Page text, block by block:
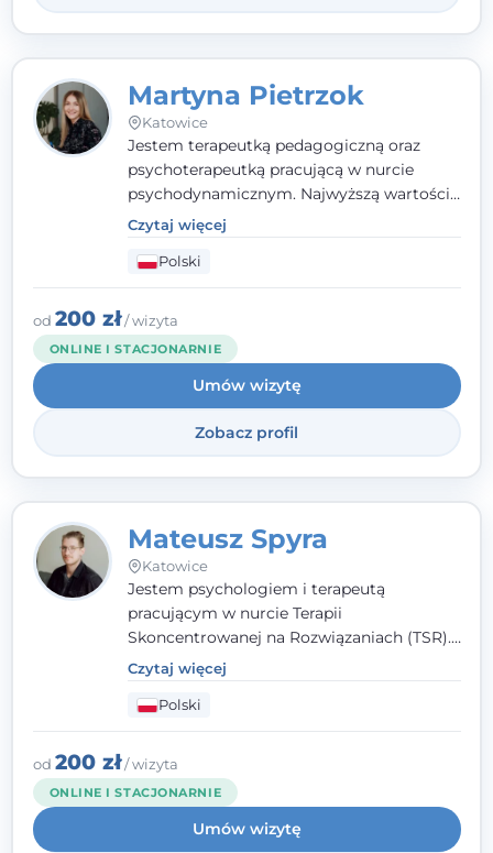
Martyna Pietrzok
Katowice
Jestem terapeutką pedagogiczną oraz
psychoterapeutką pracującą w nurcie
psychodynamicznym. Najwyższą wartością
jest dla mnie bliska, pełna zrozumienia i
zaangażowania relacja z pacjentem. To
właśnie ta oparta na zaufaniu więź staje się
przestrzenią, w której można dotrzeć do
źródła trudności i spojrzeć na nie inaczej
niż dotąd.
Czytaj więcej
Polski
od 200 zł/ wizyta
ONLINE I STACJONARNIE
Umów wizytę
Zobacz profil
Mateusz Spyra
Katowice
Jestem psychologiem i terapeutą
pracującym w nurcie Terapii
Skoncentrowanej na Rozwiązaniach (TSR).
Towarzyszę młodzieży i dorosłym z
empatią, zrozumieniem i bez oceniania.
Daję przestrzeń do bycia sobą, bo wiem, że
w każdym człowieku jest coś wyjątkowego.
Czytaj więcej
Polski
od 200 zł/ wizyta
ONLINE I STACJONARNIE
Umów wizytę